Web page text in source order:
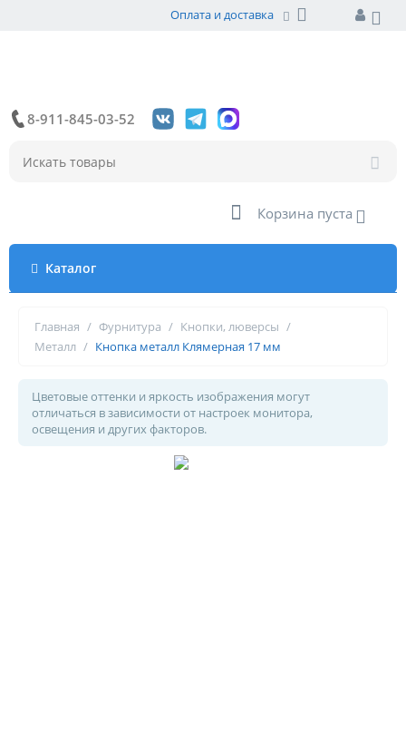
Оплата и доставка
8-911-845-03-52
Корзина пуста
Каталог
Главная / Фурнитура / Кнопки, люверсы /
Металл / Кнопка металл Клямерная 17 мм
Цветовые оттенки и яркость изображения могут
отличаться в зависимости от настроек монитора,
освещения и других факторов.